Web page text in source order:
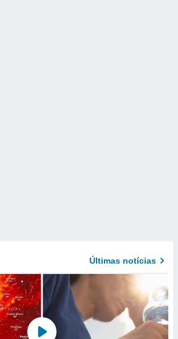
Últimas notícias